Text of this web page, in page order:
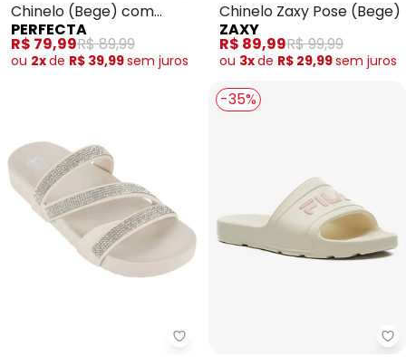
Chinelo (Bege) com
Palmilha Confort
PERFECTA
R$ 79,99R$ 89,99
ou 2xde R$ 39,99sem juros
Chinelo Zaxy Pose (Bege)
ZAXY
R$ 89,99R$ 99,99
ou 3xde R$ 29,99sem juros
Zaxy - Chinelo Zaxy Glow (Off
-35%